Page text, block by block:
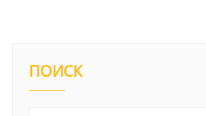
kl
a
a
ПОИСК